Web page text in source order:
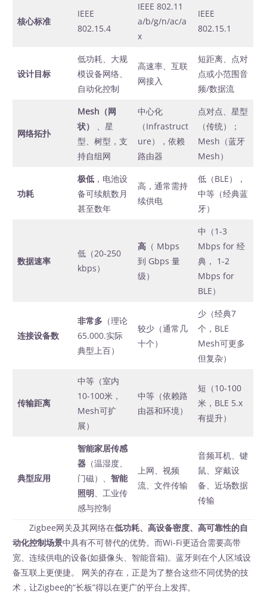
核心标准
IEEE
802.15.4
IEEE 802.11
a/b/g/n/ac/a
x
IEEE
802.15.1
设计目标
低功耗、大规
模设备网络、
自动化控制
高速率、互联
网接入
短距离、点对
点或小范围音
频/数据流
网络拓扑
Mesh（网
状）
‍ 、星
型、树型，支
持自组网
中心化
（Infrastruct
ure），依赖
路由器
点对点、星型
（传统）；
Mesh（蓝牙
Mesh）
功耗
极低，电池设
备可续航数月
甚至数年
高，通常需持
续供电
低（BLE），
中等（经典蓝
牙）
数据速率
低（20-250
kbps）
高（ Mbps
到 Gbps 量
级）
中（1-3
Mbps for 经
典， 1-2
Mbps for
BLE）
连接设备数
非常多（理论
65.000.实际
典型上百）
较少（通常几
十个）
少（经典7
个，BLE
Mesh可更多
但复杂）
传输距离
中等（室内
10-100米，
Mesh可扩
展）
中等（依赖路
由器和环境）
短（10-100
米，BLE 5.x
有提升）
典型应用
智能家居传感
器（温湿度、
门磁）、 智能
照明、工业传
感与控制
上网、视频
流、文件传输
音频耳机、键
鼠、穿戴设
备、近场数据
传输
Zigbee网关及其网络在低功耗、高设备密度、高可靠性的自
动化控制场景中具有不可替代的优势。而Wi-Fi更适合需要高带
宽、连续供电的设备(如摄像头、智能音箱)。蓝牙则在个人区域设
备互联上更便捷。 网关的存在，正是为了整合这些不同优势的技
术，让Zigbee的“长板”得以在更广的平台上发挥。